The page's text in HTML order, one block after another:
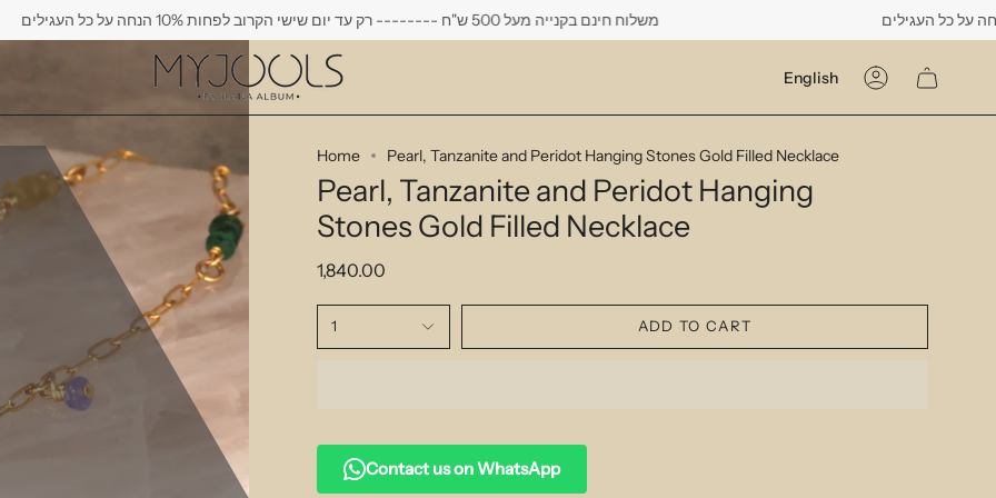
Language
English Account
משלוח חינם בקנייה מעל 500 ש"ח -------- רק עד יום שישי הקרוב לפחות 10% הנחה על כל העגילים
Home Pearl, Tanzanite and Peridot Hanging Stones Gold Filled Necklace
Pearl, Tanzanite and Peridot Hanging
Stones Gold Filled Necklace
1,840.00
1 ADD TO CART
Contact us on WhatsApp